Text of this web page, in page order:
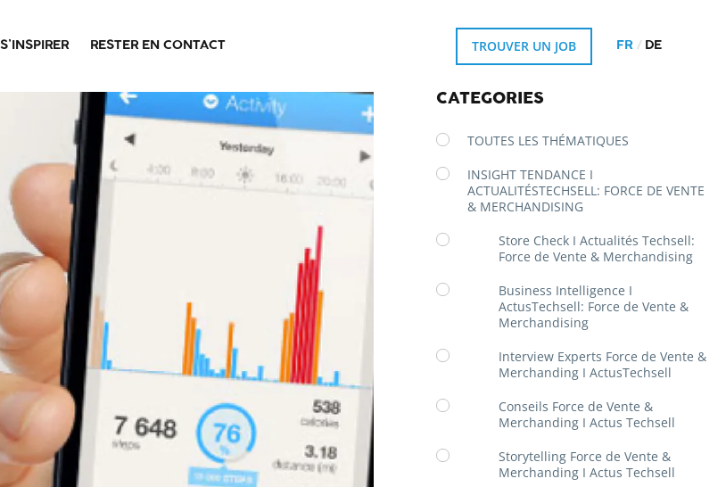
S’INSPIRER RESTER EN CONTACT TROUVER UN JOB FR DE
CATÉGORIES
TOUTES LES THÉMATIQUES
INSIGHT TENDANCE I
ACTUALITÉSTECHSELL: FORCE DE VENTE
& MERCHANDISING
Store Check I Actualités Techsell:
Force de Vente & Merchandising
Business Intelligence I
ActusTechsell: Force de Vente &
Merchandising
Interview Experts Force de Vente &
Merchanding I ActusTechsell
Conseils Force de Vente &
Merchanding I Actus Techsell
Storytelling Force de Vente &
Merchanding I Actus Techsell